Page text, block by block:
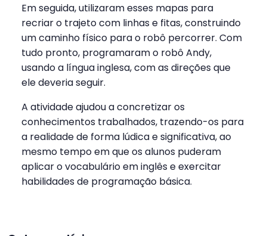
Em seguida, utilizaram esses mapas para
recriar o trajeto com linhas e fitas, construindo
um caminho físico para o robô percorrer. Com
tudo pronto, programaram o robô Andy,
usando a língua inglesa, com as direções que
ele deveria seguir.
A atividade ajudou a concretizar os
conhecimentos trabalhados, trazendo-os para
a realidade de forma lúdica e significativa, ao
mesmo tempo em que os alunos puderam
aplicar o vocabulário em inglês e exercitar
habilidades de programação básica.